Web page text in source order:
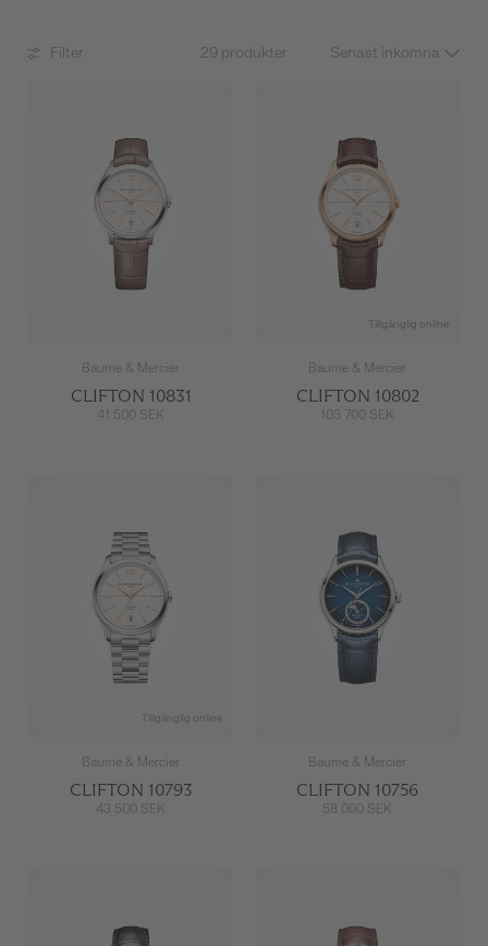
Filter 29 produkter
Baume & Mercier
CLIFTON 10831
41 500 SEK
Tillgänglig online
Baume & Mercier
CLIFTON 10802
103 700 SEK
Tillgänglig online
Baume & Mercier
CLIFTON 10793
43 500 SEK
Baume & Mercier
CLIFTON 10756
58 000 SEK